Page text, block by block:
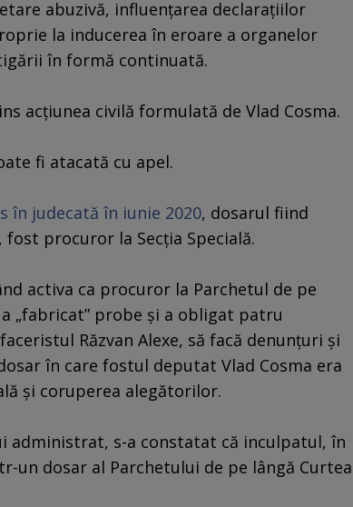
abuzivă, influenţarea declaraţiilor
la inducerea în eroare a organelor
în formă continuată.
acţiunea civilă formulată de Vlad Cosma.
fi atacată cu apel.
în judecată în iunie 2020, dosarul fiind
procuror la Secţia Specială.
activa ca procuror la Parchetul de pe
„fabricat” probe şi a obligat patru
Răzvan Alexe, să facă denunţuri şi
în care fostul deputat Vlad Cosma era
şi coruperea alegătorilor.
administrat, s-a constatat că inculpatul, în
un dosar al Parchetului de pe lângă Curtea